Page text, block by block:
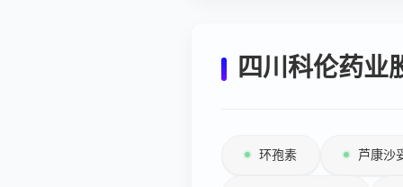
四川科伦药业
环孢素 芦康沙